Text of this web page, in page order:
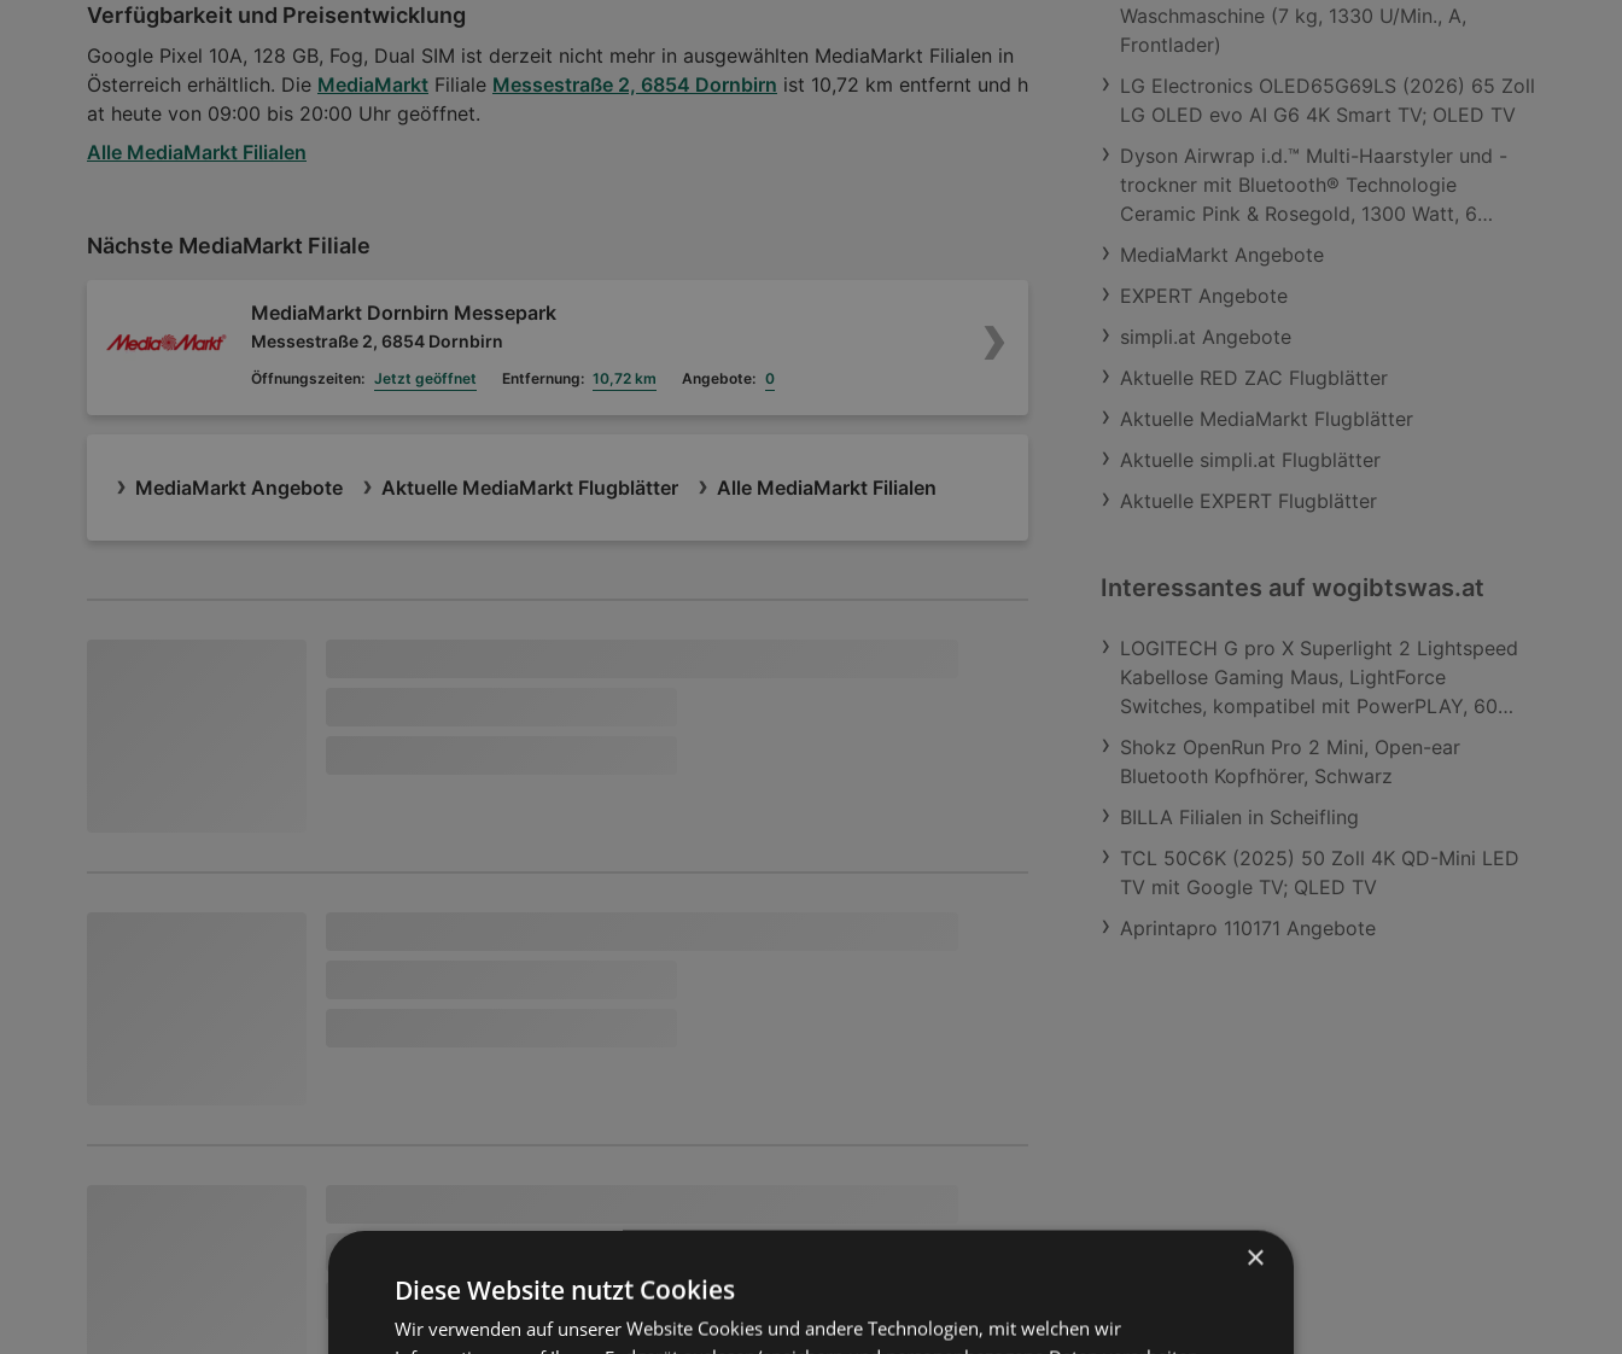
Verfügbarkeit und Preisentwicklung
Google Pixel 10A, 128 GB, Fog, Dual SIM ist derzeit nicht mehr in ausgewählten MediaMarkt Filialen in
Österreich erhältlich. Die MediaMarkt Filiale Messestraße 2, 6854 Dornbirn ist 10,72 km entfernt und h
at heute von 09:00 bis 20:00 Uhr geöffnet.
Alle MediaMarkt Filialen
Nächste MediaMarkt Filiale
MediaMarkt Dornbirn Messepark
Messestraße 2, 6854 Dornbirn
Öffnungszeiten: Jetzt geöffnet Entfernung: 10,72 km Angebote: 0
MediaMarkt Angebote Aktuelle MediaMarkt Flugblätter Alle MediaMarkt Filialen
Waschmaschine (7 kg, 1330 U/Min., A,
Frontlader)
LG Electronics OLED65G69LS (2026) 65 Zoll
LG OLED evo AI G6 4K Smart TV; OLED TV
Dyson Airwrap i.d.™ Multi-Haarstyler und -
trockner mit Bluetooth® Technologie
Ceramic Pink & Rosegold, 1300 Watt, 6
Aufsätze
MediaMarkt Angebote
EXPERT Angebote
simpli.at Angebote
Aktuelle RED ZAC Flugblätter
Aktuelle MediaMarkt Flugblätter
Aktuelle simpli.at Flugblätter
Aktuelle EXPERT Flugblätter
Interessantes auf wogibtswas.at
LOGITECH G pro X Superlight 2 Lightspeed
Kabellose Gaming Maus, LightForce
Switches, kompatibel mit PowerPLAY, 60
Gramm, Schwarz
Shokz OpenRun Pro 2 Mini, Open-ear
Bluetooth Kopfhörer, Schwarz
BILLA Filialen in Scheifling
TCL 50C6K (2025) 50 Zoll 4K QD-Mini LED
TV mit Google TV; QLED TV
Aprintapro 110171 Angebote
×
Diese Website nutzt Cookies
Wir verwenden auf unserer Website Cookies und andere Technologien, mit welchen wir